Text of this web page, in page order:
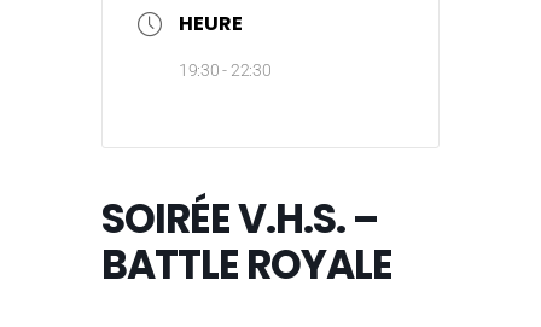
HEURE
19:30 - 22:30
SOIRÉE V.H.S. –
BATTLE ROYALE